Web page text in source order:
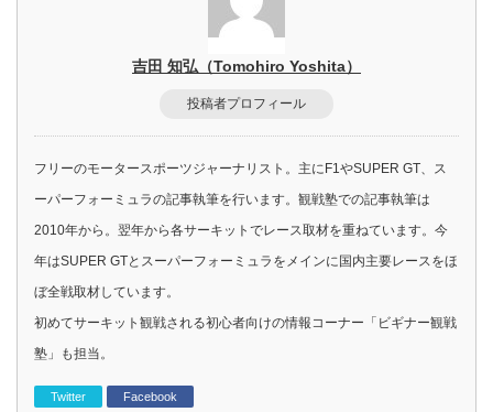
吉田 知弘（Tomohiro Yoshita）
投稿者プロフィール
フリーのモータースポーツジャーナリスト。主にF1やSUPER GT、ス
ーパーフォーミュラの記事執筆を行います。観戦塾での記事執筆は
2010年から。翌年から各サーキットでレース取材を重ねています。今
年はSUPER GTとスーパーフォーミュラをメインに国内主要レースをほ
ぼ全戦取材しています。
初めてサーキット観戦される初心者向けの情報コーナー「ビギナー観戦
塾」も担当。
Twitter Facebook